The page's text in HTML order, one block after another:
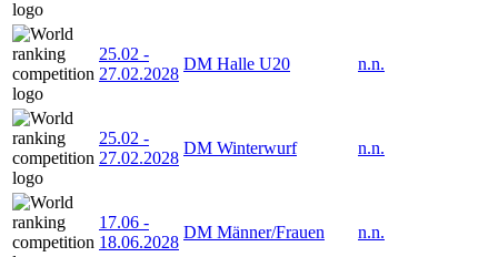
25.02 -
27.02.2028
DM Halle U20 n.n.
25.02 -
27.02.2028
DM Winterwurf n.n.
17.06 -
18.06.2028
DM Männer/Frauen n.n.